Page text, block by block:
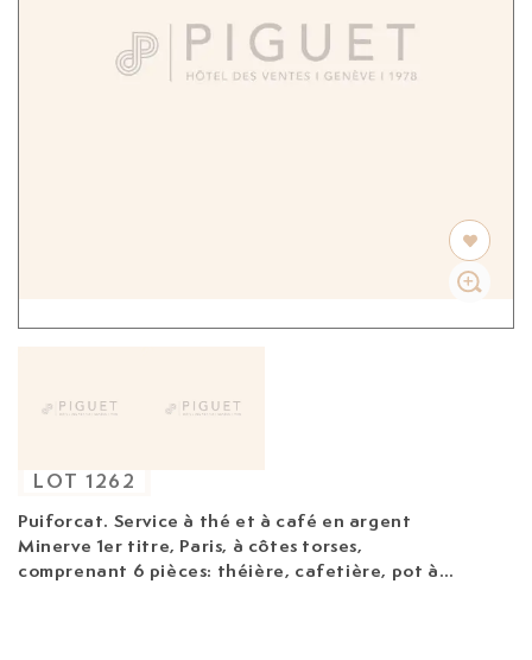
Puiforcat. Service à thé et à café en argent
Minerve 1er titre, Paris,
comprenant 6 pièces: théière, cafetière, pot à
LOT 1262